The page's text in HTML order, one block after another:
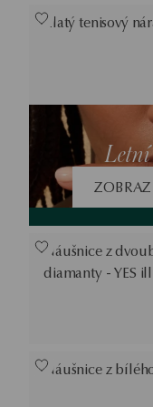
Zlatý tenisový
Letní
Náušnice z
diamanty - YES
Náušnice z